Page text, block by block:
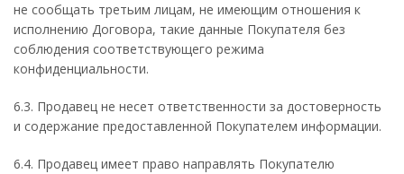
не сообщать третьим лицам, не имеющим отношения к
исполнению Договора, такие данные Покупателя без
соблюдения соответствующего режима
конфиденциальности.
6.3. Продавец не несет ответственности за достоверность
и содержание предоставленной Покупателем информации.
6.4. Продавец имеет право направлять Покупателю